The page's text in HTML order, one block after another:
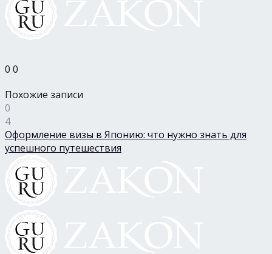
0 0
Похожие записи
0
4
Оформление визы в Японию: что нужно знать для
успешного путешествия